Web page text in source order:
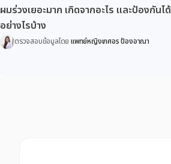
ผมร่วงเยอะมาก เกิดจากอะไร และป้องกันได้
อย่างไรบ้าง
ตรวจสอบข้อมูลโดย แพทย์หญิงเกศอร ป้องอาณา